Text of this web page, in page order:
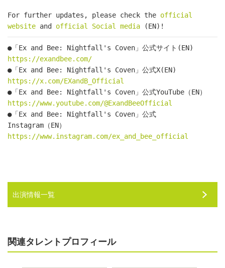
For further updates, please check the official
website and official Social media (EN)!
●「Ex and Bee: Nightfall's Coven」公式サイト(EN)
https://exandbee.com/
●「Ex and Bee: Nightfall's Coven」公式X(EN)
https://x.com/EXandB_Official
●「Ex and Bee: Nightfall's Coven」公式YouTube（EN）
https://www.youtube.com/@ExandBeeOfficial
●「Ex and Bee: Nightfall's Coven」公式
Instagram（EN）
https://www.instagram.com/ex_and_bee_official
出演情報一覧
関連タレントプロフィール